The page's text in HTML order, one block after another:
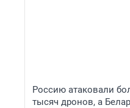
Россию атаковали
тысяч дронов, а